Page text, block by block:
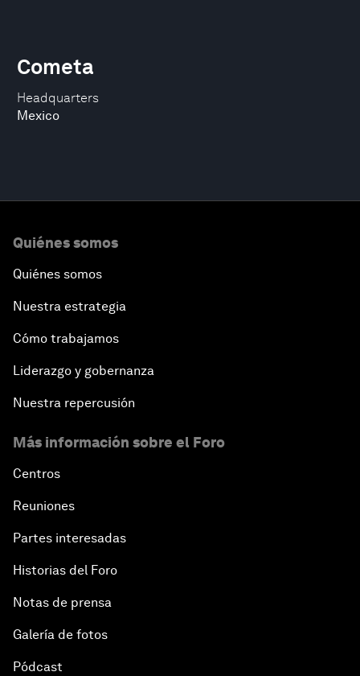
Headquarters
Mexico
Cometa
Quiénes somos
Quiénes somos
Nuestra estrategia
Cómo trabajamos
Liderazgo y gobernanza
Nuestra repercusión
Más información sobre el Foro
Centros
Reuniones
Partes interesadas
Historias del Foro
Notas de prensa
Galería de fotos
Pódcast